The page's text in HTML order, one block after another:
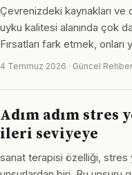
Çevrenizdeki kaynakları ve
uyku kalitesi alanında çok
Fırsatları fark etmek,
4 Temmuz 2026 · Güncel Rehber
Adım adım stres
ileri seviyeye
sanat terapisi özelliği, stres